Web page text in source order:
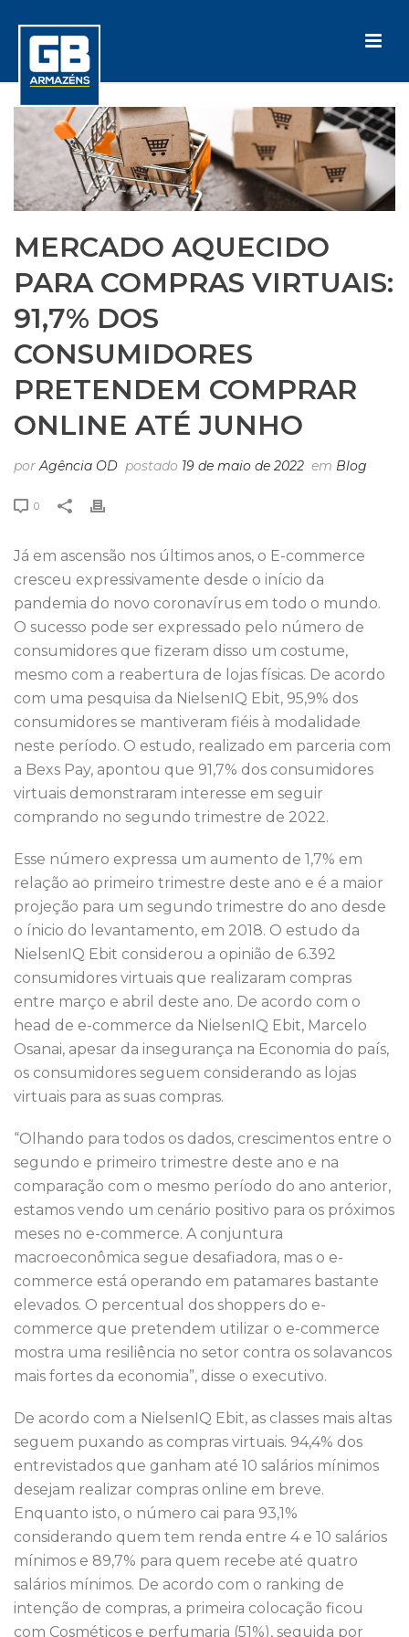
MERCADO AQUECIDO
PARA COMPRAS VIRTUAIS:
91,7% DOS
CONSUMIDORES
PRETENDEM COMPRAR
ONLINE ATÉ JUNHO
por Agência OD postado 19 de maio de 2022 em Blog
0
Já em ascensão nos últimos anos, o E-commerce
cresceu expressivamente desde o início da
pandemia do novo coronavírus em todo o mundo.
O sucesso pode ser expressado pelo número de
consumidores que fizeram disso um costume,
mesmo com a reabertura de lojas físicas. De acordo
com uma pesquisa da NielsenIQ Ebit, 95,9% dos
consumidores se mantiveram fiéis à modalidade
neste período. O estudo, realizado em parceria com
a Bexs Pay, apontou que 91,7% dos consumidores
virtuais demonstraram interesse em seguir
comprando no segundo trimestre de 2022.
Esse número expressa um aumento de 1,7% em
relação ao primeiro trimestre deste ano e é a maior
projeção para um segundo trimestre do ano desde
o ínicio do levantamento, em 2018. O estudo da
NielsenIQ Ebit considerou a opinião de 6.392
consumidores virtuais que realizaram compras
entre março e abril deste ano. De acordo com o
head de e-commerce da NielsenIQ Ebit, Marcelo
Osanai, apesar da insegurança na Economia do país,
os consumidores seguem considerando as lojas
virtuais para as suas compras.
“Olhando para todos os dados, crescimentos entre o
segundo e primeiro trimestre deste ano e na
comparação com o mesmo período do ano anterior,
estamos vendo um cenário positivo para os próximos
meses no e-commerce. A conjuntura
macroeconômica segue desafiadora, mas o e-
commerce está operando em patamares bastante
elevados. O percentual dos shoppers do e-
commerce que pretendem utilizar o e-commerce
mostra uma resiliência no setor contra os solavancos
mais fortes da economia”, disse o executivo.
De acordo com a NielsenIQ Ebit, as classes mais altas
seguem puxando as compras virtuais. 94,4% dos
entrevistados que ganham até 10 salários mínimos
desejam realizar compras online em breve.
Enquanto isto, o número cai para 93,1%
considerando quem tem renda entre 4 e 10 salários
mínimos e 89,7% para quem recebe até quatro
salários mínimos. De acordo com o ranking de
intenção de compras, a primeira colocação ficou
com Cosméticos e perfumaria (51%), seguida por